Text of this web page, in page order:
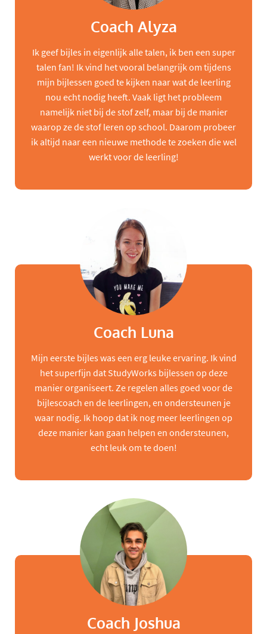
Coach Alyza
Ik geef bijles in eigenlijk alle talen, ik ben een super
talen fan! Ik vind het vooral belangrijk om tijdens
mijn bijlessen goed te kijken naar wat de leerling
nou echt nodig heeft. Vaak ligt het probleem
namelijk niet bij de stof zelf, maar bij de manier
waarop ze de stof leren op school. Daarom probeer
ik altijd naar een nieuwe methode te zoeken die wel
werkt voor de leerling!
Coach Luna
Mijn eerste bijles was een erg leuke ervaring. Ik vind
het superfijn dat StudyWorks bijlessen op deze
manier organiseert. Ze regelen alles goed voor de
bijlescoach en de leerlingen, en ondersteunen je
waar nodig. Ik hoop dat ik nog meer leerlingen op
deze manier kan gaan helpen en ondersteunen,
echt leuk om te doen!
Coach Joshua